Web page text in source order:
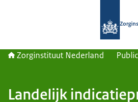
Zorginstituut Nederland
Landelijk